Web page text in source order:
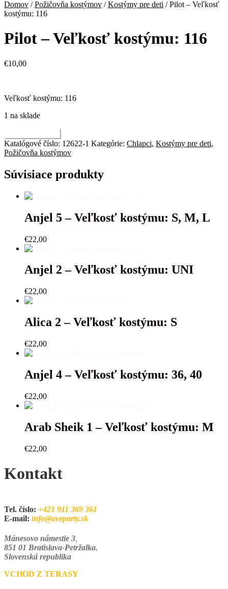
Domov /Požičovňa kostýmov /Kostýmy pre deti /Pilot – Veľkosť
kostýmu: 116
Pilot – Veľkosť kostýmu: 116
€10,00
Veľkosť kostýmu: 116
1 na sklade
Pilot
-
kostýmu:
116
Katalógové číslo: 12622-1 Kategórie: Chlapci, Kostýmy pre deti,
Požičovňa kostýmov
Súvisiace produkty
Anjel 5 – Veľkosť kostýmu: S, M, L
€22,00
Anjel 2 – Veľkosť kostýmu: UNI
€22,00
Alica 2 – Veľkosť kostýmu: S
€22,00
Anjel 4 – Veľkosť kostýmu: 36, 40
€22,00
Arab Sheik 1 – Veľkosť kostýmu: M
€22,00
Kontakt
Tel. číslo: +421 911 369 361
E-mail: info@aveparty.sk
Mánesovo námestie 3
851 01 Bratislava-Petržalka,
Slovenská republika
VCHOD Z TERASY